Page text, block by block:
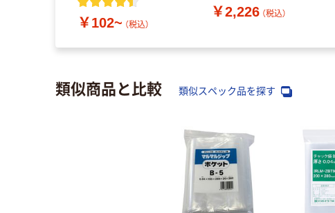
￥102~ （税込）
送品）
￥2,226 （税込）
類似商品と比較 類似スペック品を探す